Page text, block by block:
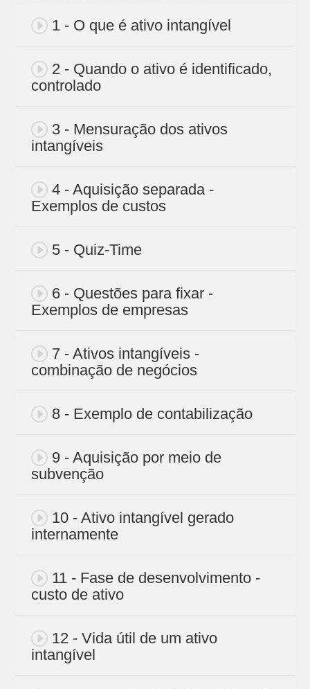
1 - O que é ativo intangível
2 - Quando o ativo é identificado,
controlado
3 - Mensuração dos ativos
intangíveis
4 - Aquisição separada -
Exemplos de custos
5 - Quiz-Time
6 - Questões para fixar -
Exemplos de empresas
7 - Ativos intangíveis -
combinação de negócios
8 - Exemplo de contabilização
9 - Aquisição por meio de
subvenção
10 - Ativo intangível gerado
internamente
11 - Fase de desenvolvimento -
custo de ativo
12 - Vida útil de um ativo
intangível